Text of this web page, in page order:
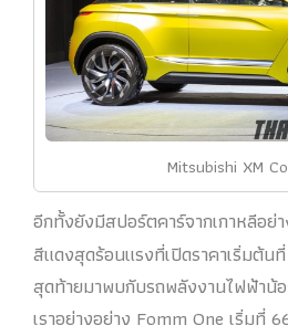
Mitsubishi XM
อีกทั้งยังมีสปอร์ตคาร์จากเกาหลีอย่
สีแดงสุดร้อนแรงที่เปิดราคาเริ่มต้
สุดท้ายมาพบกับรถพลังงานไฟฟ้าน้
เราอย่างอย่าง Fomm One เริ่มที่